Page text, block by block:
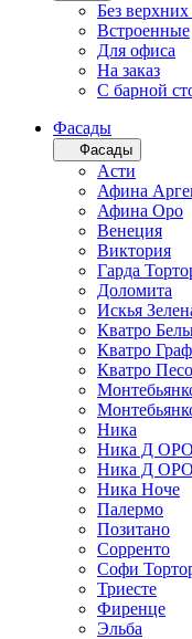
Без
Встроенные
Для офиса
На заказ
С барной
Фасады
Фасады
Асти
Афина
Афина Оро
Венеция
Виктория
Гарда
Доломита
Искья
Кватро
Кватро
Кватро
Ника
Ника Д ОРО
Ника Д ОРО
Ника Ноче
Палермо
Позитано
Сорренто
Софи
Триесте
Фиренце
Эльба